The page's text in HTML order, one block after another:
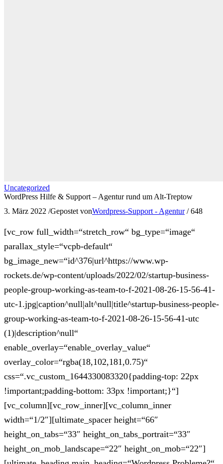
Uncategorized
WordPress Hilfe & Support – Agentur rund um Alt-Treptow
3. März 2022 /Gepostet vonWordpress-Support - Agentur / 648
[vc_row full_width=“stretch_row“ bg_type=“image“
parallax_style=“vcpb-default“
bg_image_new=“id^376|url^https://www.wp-
rockets.de/wp-content/uploads/2022/02/startup-business-
people-group-working-as-team-to-f-2021-08-26-15-56-41-
utc-1.jpg|caption^null|alt^null|title^startup-business-people-
group-working-as-team-to-f-2021-08-26-15-56-41-utc
(1)|description^null“
enable_overlay=“enable_overlay_value“
overlay_color=“rgba(18,102,181,0.75)“
css=“.vc_custom_1644330083320{padding-top: 22px
!important;padding-bottom: 33px !important;}“]
[vc_column][vc_row_inner][vc_column_inner
width=“1/2″][ultimate_spacer height=“66″
height_on_tabs=“33″ height_on_tabs_portrait=“33″
height_on_mob_landscape=“22″ height_on_mob=“22″]